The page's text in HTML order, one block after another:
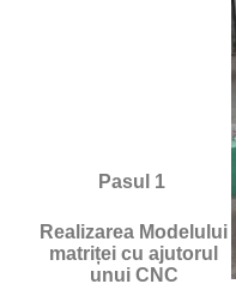
Pasul 1
Realizarea Modelului
matriței cu ajutorul
unui CNC